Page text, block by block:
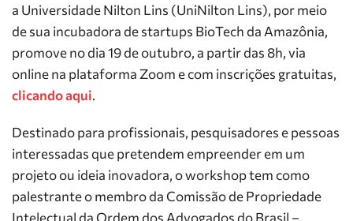
a Universidade Nilton Lins (UniNilton Lins), por meio
de sua incubadora de startups BioTech da Amazônia,
promove no dia 19 de outubro, a partir das 8h, via
online na plataforma Zoom e com inscrições gratuitas,
clicando aqui.
Destinado para profissionais, pesquisadores e pessoas
interessadas que pretendem empreender em um
projeto ou ideia inovadora, o workshop tem como
palestrante o membro da Comissão de Propriedade
Intelectual da Ordem dos Advogados do Brasil –